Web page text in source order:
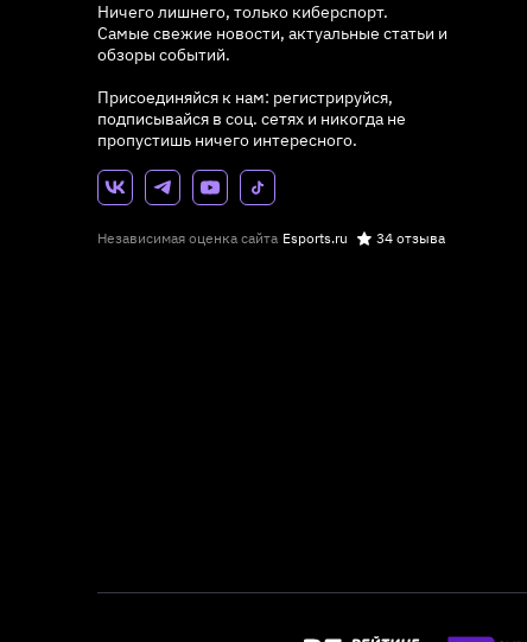
Ничего лишнего, только киберспорт.
Самые свежие новости, актуальные статьи и
обзоры событий.
Присоединяйся к нам: регистрируйся,
подписывайся в соц. сетях и никогда не
пропустишь ничего интересного.
Независимая оценка сайта Esports.ru 34 отзыва